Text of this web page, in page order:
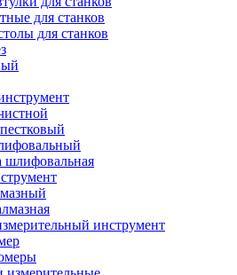
для станков
для станков
шлифовальная
инструмент